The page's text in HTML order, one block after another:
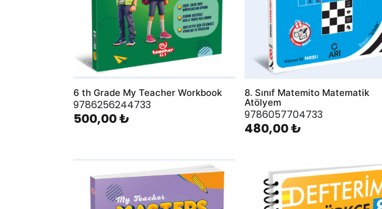
6 th Grade My Teacher Workbook
9786256244733
500,00 ₺
8. Sınıf Matemito Matematik
Atölyem
9786057704733
480,00 ₺
AddToWishlist AddToWishlist